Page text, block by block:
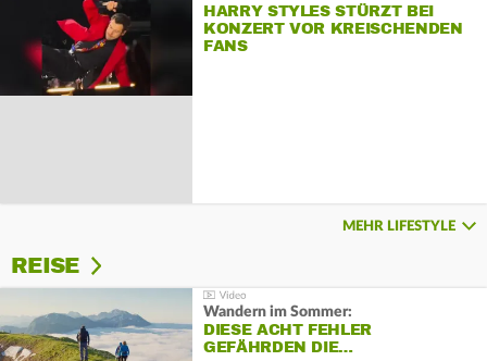
HARRY STYLES STÜRZT BEI
KONZERT VOR KREISCHENDEN
FANS
MEHR LIFESTYLE
REISE
Wandern im Sommer:
DIESE ACHT FEHLER
GEFÄHRDEN DIE…